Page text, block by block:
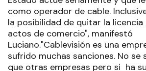
como operador de cable.
la posibilidad de quitar la
actos de comercio", manifestó
Luciano."Cablevisión es una
sufrido muchas sanciones. No se
que otras empresas pero si ha